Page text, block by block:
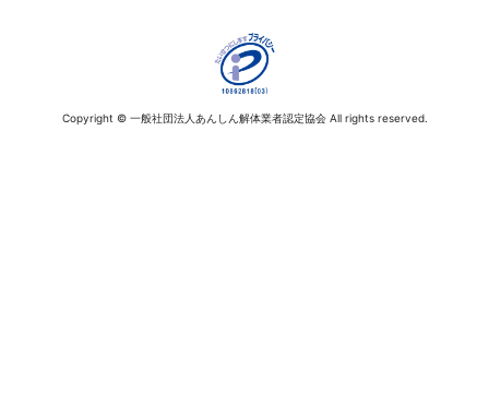
Copyright © 一般社団法人あんしん解体業者認定協会 All rights reserved.